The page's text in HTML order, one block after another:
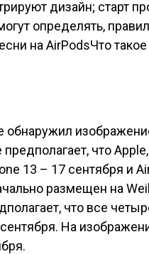
дизайн; старт
определять,
на AirPodsЧто
обнаружил
что
13 – 17 сентября и
размещен на
что все
На